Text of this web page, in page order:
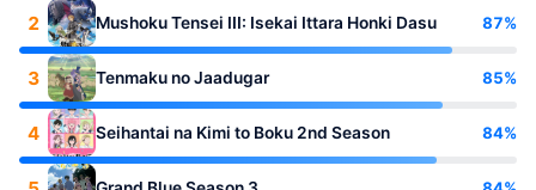
2 Mushoku Tensei III: Isekai Ittara Honki Dasu 87%
3 Tenmaku no Jaadugar 85%
4 Seihantai na Kimi to Boku 2nd Season 84%